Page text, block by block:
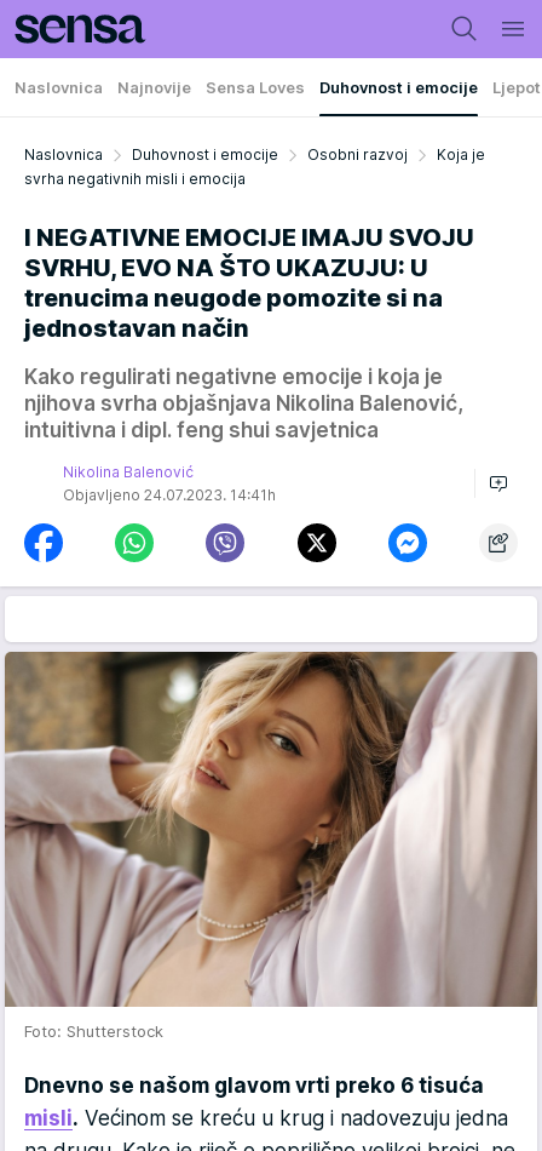
Naslovnica Najnovije Sensa Loves Duhovnost i emocije
Naslovnica Duhovnost i emocije Osobni razvoj
Koja je
svrha negativnih misli i emocija
I NEGATIVNE EMOCIJE IMAJU SVOJU
SVRHU, EVO NA ŠTO UKAZUJU: U
trenucima neugode pomozite si na
jednostavan način
Kako regulirati negativne emocije i koja je
njihova svrha objašnjava Nikolina Balenović,
intuitivna i dipl. feng shui savjetnica
Nikolina Balenović
Objavljeno 24.07.2023. 14:41h
Foto: Shutterstock
Dnevno se našom glavom vrti preko 6 tisuća
misli. Većinom se kreću u krug i nadovezuju jedna